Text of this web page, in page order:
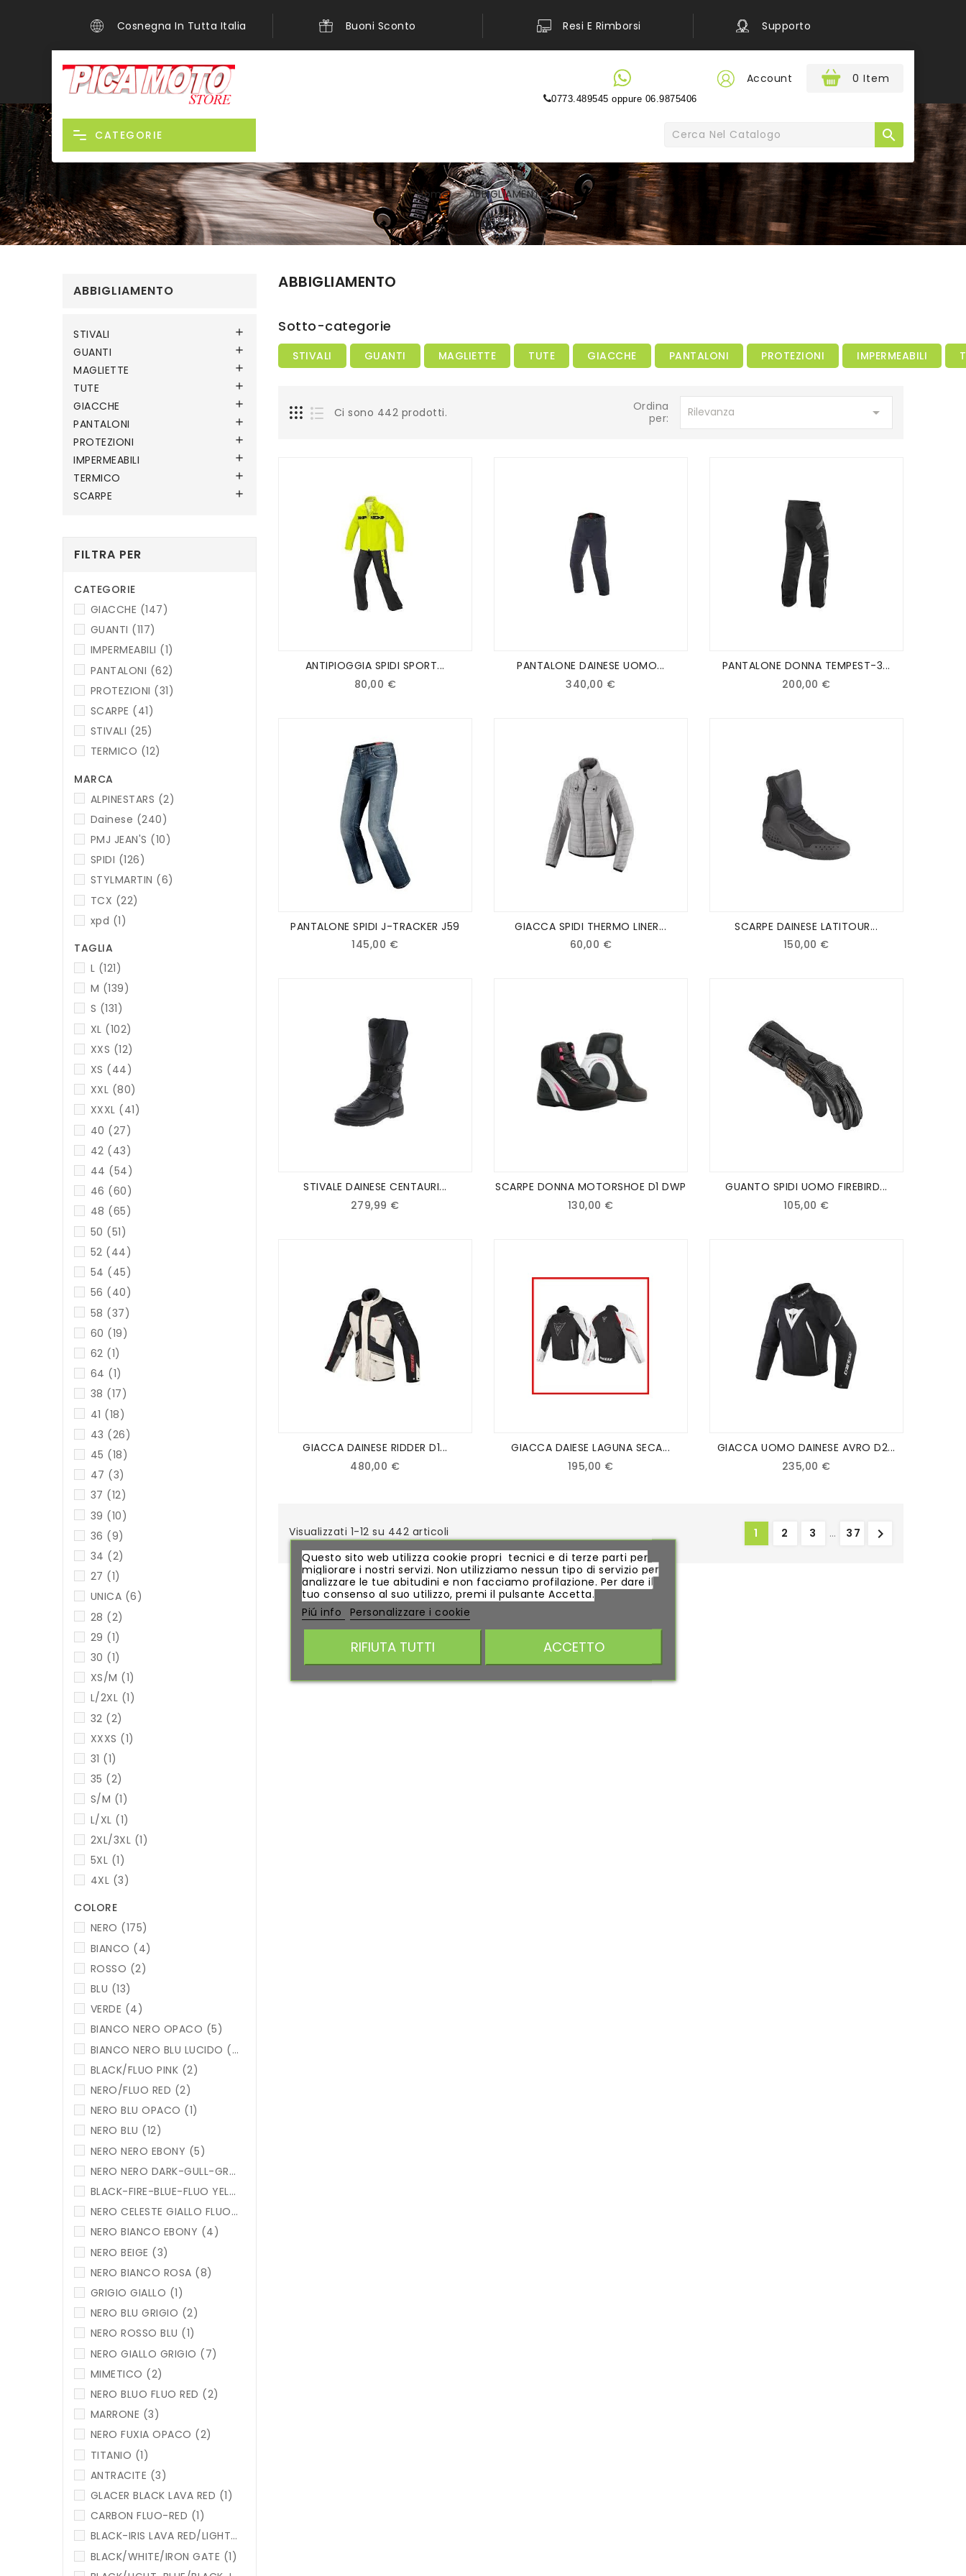
Cosnegna In Tutta Italia Buoni Sconto Resi E Rimborsi Supporto
0 Item
Account
0773.489545 oppure 06.9875406
CATEGORIE 
Home ABBIGLIAMENTO
ABBIGLIAMENTO
STIVALI 
GUANTI 
MAGLIETTE 
TUTE 
GIACCHE 
PANTALONI 
PROTEZIONI 
IMPERMEABILI 
TERMICO 
SCARPE 
FILTRA PER
CATEGORIE
GIACCHE (147)
GUANTI (117)
IMPERMEABILI (1)
PANTALONI (62)
PROTEZIONI (31)
SCARPE (41)
STIVALI (25)
TERMICO (12)
MARCA
ALPINESTARS (2)
Dainese (240)
PMJ JEAN'S (10)
SPIDI (126)
STYLMARTIN (6)
TCX (22)
xpd (1)
TAGLIA
L (121)
M (139)
S (131)
XL (102)
XXS (12)
XS (44)
XXL (80)
XXXL (41)
40 (27)
42 (43)
44 (54)
46 (60)
48 (65)
50 (51)
52 (44)
54 (45)
56 (40)
58 (37)
60 (19)
62 (1)
64 (1)
38 (17)
41 (18)
43 (26)
45 (18)
47 (3)
37 (12)
39 (10)
36 (9)
34 (2)
27 (1)
UNICA (6)
28 (2)
29 (1)
30 (1)
XS/M (1)
L/2XL (1)
32 (2)
XXXS (1)
31 (1)
35 (2)
S/M (1)
L/XL (1)
2XL/3XL (1)
5XL (1)
4XL (3)
COLORE
NERO (175)
BIANCO (4)
ROSSO (2)
BLU (13)
VERDE (4)
BIANCO NERO OPACO (5)
BIANCO NERO BLU LUCIDO (2)
BLACK/FLUO PINK (2)
NERO/FLUO RED (2)
NERO BLU OPACO (1)
NERO BLU (12)
NERO NERO EBONY (5)
NERO NERO DARK-GULL-GRAY
BLACK-FIRE-BLUE-FLUO YELLOW
NERO CELESTE GIALLO FLUO(1)
NERO BIANCO EBONY (4)
NERO BEIGE (3)
NERO BIANCO ROSA (8)
GRIGIO GIALLO (1)
NERO BLU GRIGIO (2)
NERO ROSSO BLU (1)
NERO GIALLO GRIGIO (7)
MIMETICO (2)
NERO BLUO FLUO RED (2)
MARRONE (3)
NERO FUXIA OPACO (2)
TITANIO (1)
ANTRACITE (3)
GLACER BLACK LAVA RED (1)
CARBON FLUO-RED (1)
BLACK-IRIS LAVA RED/LIGHT BLUE
BLACK/WHITE/IRON GATE (1)
ABBIGLIAMENTO
Sotto-categorie
STIVALI GUANTI MAGLIETTE TUTE GIACCHE PANTALONI PROTEZIONI IMPERMEABILI
Ci sono 442 prodotti.
Ordina
per:
Rilevanza 
ANTIPIOGGIA SPIDI SPORT...
80,00 €
PANTALONE DAINESE UOMO...
340,00 €
PANTALONE DONNA TEMPEST-3...
200,00 €
PANTALONE SPIDI J-TRACKER J59
145,00 €
GIACCA SPIDI THERMO LINER...
60,00 €
SCARPE DAINESE LATITOUR...
150,00 €
STIVALE DAINESE CENTAURI...
279,99 €
SCARPE DONNA MOTORSHOE D1 DWP
130,00 €
GUANTO SPIDI UOMO FIREBIRD...
105,00 €
GIACCA DAINESE RIDDER D1...
480,00 €
GIACCA DAIESE LAGUNA SECA...
195,00 €
GIACCA UOMO DAINESE AVRO D2...
235,00 €
Visualizzati 1-12 su 442 articoli 1 2 3 … 37 
Questo sito web utilizza cookie propri tecnici e di terze parti per
migliorare i nostri servizi. Non utilizziamo nessun tipo di servizio per
analizzare le tue abitudini e non facciamo profilazione. Per dare il
tuo consenso al suo utilizzo, premi il pulsante Accetta.
Piú info
Personalizzare i cookie
RIFIUTA TUTTI ACCETTO